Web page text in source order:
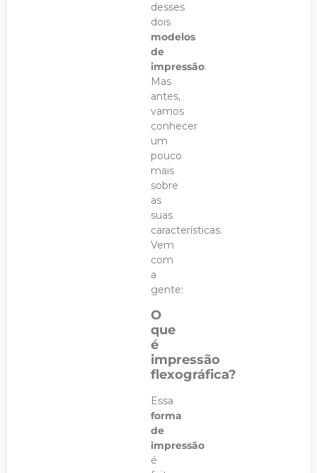
desses
dois
modelos
de
impressão.
Mas
antes,
vamos
conhecer
um
pouco
mais
sobre
as
suas
características.
Vem
com
a
gente:
O
que
é
impressão
flexográfica?
Essa
forma
de
impressão
é